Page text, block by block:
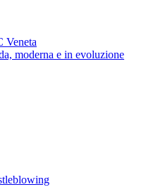
Veneta
moderna e in evoluzione